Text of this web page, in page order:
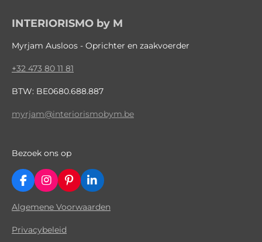
INTERIORISMO by M
Myrjam Ausloos - Oprichter en zaakvoerder
+32 473 80 11 81
BTW: BE0680.688.887
myrjam@interiorismobym.be
Bezoek ons op
F
a
c
b
o
I
n
s
a
g
P
i
n
L
i
n
Algemene Voorwaarden
Privacybeleid